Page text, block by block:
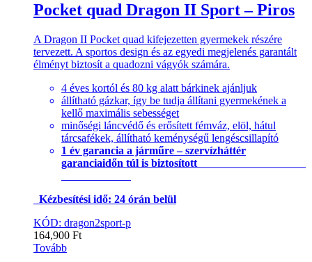
Pocket quad Dragon II Sport – Piros
A Dragon II Pocket quad kifejezetten gyermekek részére
tervezett. A sportos design és az egyedi megjelenés garantált
élményt biztosít a quadozni vágyók számára.
4 éves kortól és 80 kg alatt bárkinek ajánljuk
állítható gázkar, így be tudja állítani gyermekének a
kellő maximális sebességet
minőségi láncvédő és erősített fémváz, elöl, hátul
tárcsafékek, állítható keménységű lengéscsillapító
1 év garancia a járműre – szervízháttér
garanciaidőn túl is biztosított
Kézbesítési idő: 24 órán belül
KÓD: dragon2sport-p
164,900 Ft
Tovább